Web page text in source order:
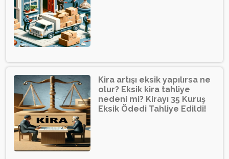
Kira artışı eksik yapılırsa ne
olur? Eksik kira tahliye
nedeni mi? Kirayı 35 Kuruş
Eksik Ödedi Tahliye Edildi!